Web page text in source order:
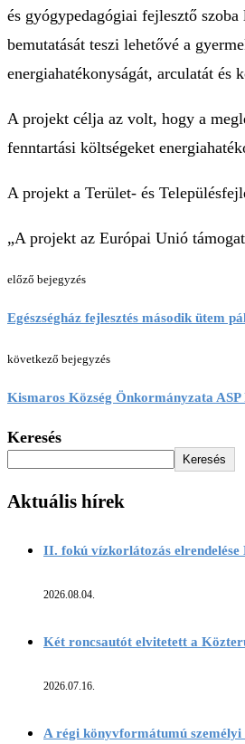
és gyógypedagógiai fejlesztő
bemutatását teszi lehetővé a
energiahatékonyságát, arculatát és
A projekt célja az volt, hogy a
fenntartási költségeket
A projekt a Terület- és
„A projekt az Európai Unió
előző bejegyzés
Egészségház fejlesztés második ütem
következő bejegyzés
Kismaros Község Önkormányzata ASP
Keresés
Keresés
Aktuális hírek
II. fokú vízkorlátozás elrendelése
2026.08.04.
Két roncsautót elvitetett a
2026.07.16.
A régi könyvformátumú